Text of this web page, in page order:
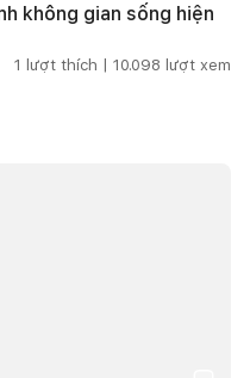
không gian sống hiện
1 lượt thích | 10.098 lượt xem